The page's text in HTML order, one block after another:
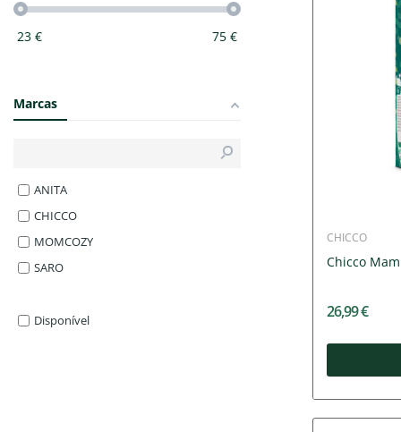
23 € 75€
Marcas
ANITA
CHICCO
MOMCOZY
SARO
Disponível
CHICCO
Chicco
26,99 €